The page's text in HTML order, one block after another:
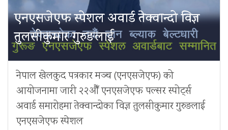
एनएसजेएफ स्पेशल अवार्ड तेक्वान्दो विज्ञ
तुलसीकुमार गुरुङलाई
नेपाल खेलकुद पत्रकार मञ्च (एनएसजेएफ) को
आयोजनामा जारी २२औँ एनएसजेएफ पल्सर स्पोर्ट्स
अवार्ड समारोहमा तेक्वान्दोका विज्ञ तुलसीकुमार गुरुङलाई
एनएसजेएफ स्पेशल